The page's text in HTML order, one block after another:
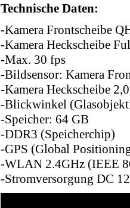
Technische Daten:
-Kamera Frontscheibe
-Kamera Heckscheibe
-Max. 30 fps
-Bildsensor: Kamera
-Kamera Heckscheibe
-Blickwinkel
-Speicher: 64 GB
-DDR3 (Speicherchip)
-GPS (Global
-WLAN 2.4GHz (IEEE
-Stromversorgung DC